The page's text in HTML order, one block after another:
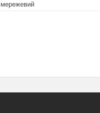
мережевий